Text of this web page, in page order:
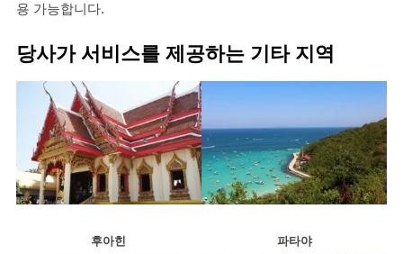
용 가능합니다.
당사가 서비스를 제공하는 기타 지역
후아힌 파타야